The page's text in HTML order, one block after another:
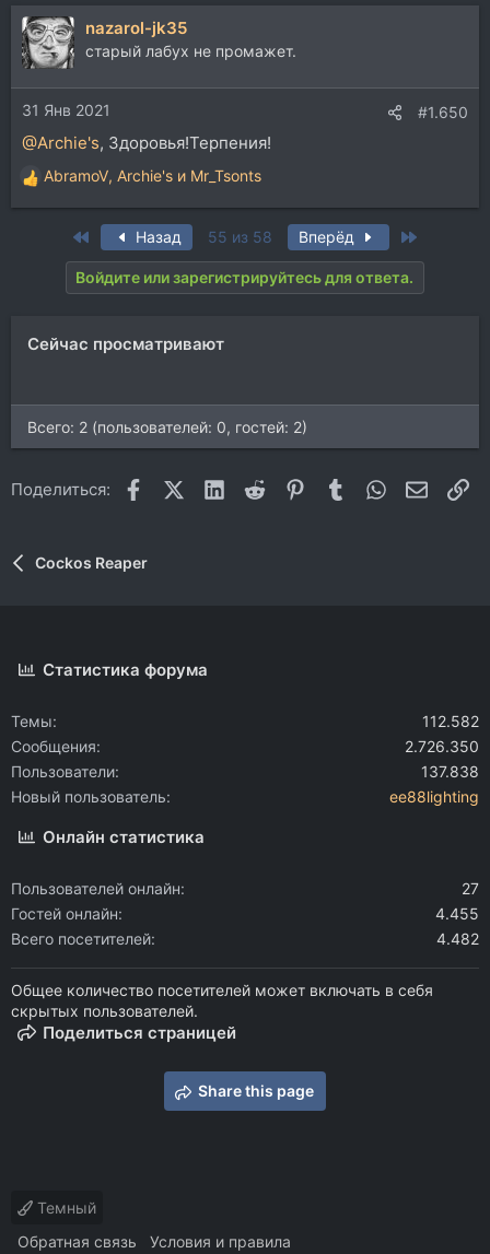
а
к
ц
и
и
:
nazarol-jk35
старый лабух не промажет.
31 Янв 2021 #1.650
@Archie's, Здоровья!Терпения!
Р
е
AbramoV, Archie's и Mr_Tsonts
First Назад 55 из 58 Вперёд
Войдите или зарегистрируйтесь для ответа.
Сейчас просматривают
Всего: 2 (пользователей: 0, гостей: 2)
Поделиться: FacebookX (Twitter)
LinkedIn
Reddit Pinterest
Tumblr WhatsApp
Cockos Reaper
Статистика форума
Темы
112.582
Сообщения
2.726.350
Пользователи
137.838
Новый пользователь
ee88lighting
Онлайн статистика
Пользователей онлайн
27
Гостей онлайн
4.455
Всего посетителей
4.482
Общее количество посетителей может включать в себя
скрытых пользователей.
Поделиться страницей
Share this page
Темный
Обратная связь
Условия и правила